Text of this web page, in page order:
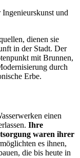
und
dienen sie
in der Stadt. Der
mit Brunnen,
durch
Erbe.
einen
Ihre
waren ihrer
es ihnen,
die bis heute in